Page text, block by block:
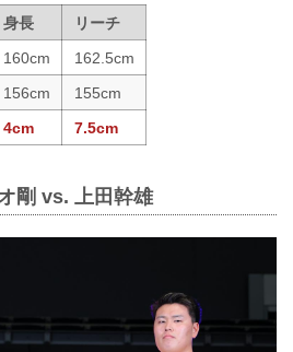
身長
リーチ
160cm
162.5cm
156cm
155cm
4cm 7.5cm
剛 vs. 上田幹雄